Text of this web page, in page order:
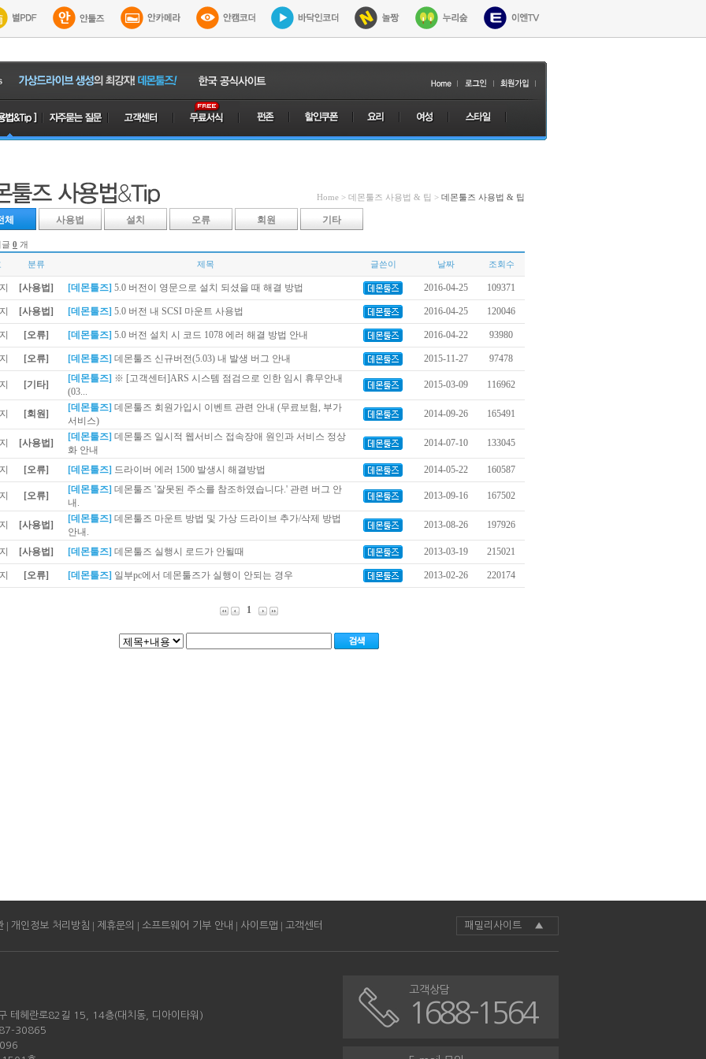
Home > 데몬툴즈 사용법 & 팁 > 데몬툴즈 사용법 & 팁
체 사용법 설치 오류 회원 기타
0 개
분류 제목 글쓴이 날짜 조회수
[사용법] [데몬툴즈] 5.0 버전이 영문으로 설치 되셨을 때 해결 방법 2016-04-25 109371
[사용법] [데몬툴즈] 5.0 버전 내 SCSI 마운트 사용법 2016-04-25 120046
[오류] [데몬툴즈] 5.0 버전 설치 시 코드 1078 에러 해결 방법 안내 2016-04-22 93980
[오류] [데몬툴즈] 데몬툴즈 신규버전(5.03) 내 발생 버그 안내 2015-11-27 97478
[기타]
[데몬툴즈] ※ [고객센터]ARS 시스템 점검으로 인한 임시 휴무안내
(03...
2015-03-09 116962
[회원]
[데몬툴즈] 데몬툴즈 회원가입시 이벤트 관련 안내 (무료보험, 부가
서비스)
2014-09-26 165491
[사용법]
[데몬툴즈] 데몬툴즈 일시적 웹서비스 접속장애 원인과 서비스 정상
화 안내
2014-07-10 133045
[오류] [데몬툴즈] 드라이버 에러 1500 발생시 해결방법 2014-05-22 160587
[오류]
[데몬툴즈] 데몬툴즈 '잘못된 주소를 참조하였습니다.' 관련 버그 안
내.
2013-09-16 167502
[사용법]
[데몬툴즈] 데몬툴즈 마운트 방법 및 가상 드라이브 추가/삭제 방법
안내.
2013-08-26 197926
[사용법] [데몬툴즈] 데몬툴즈 실행시 로드가 안될때 2013-03-19 215021
[오류] [데몬툴즈] 일부pc에서 데몬툴즈가 실행이 안되는 경우 2013-02-26 220174
1
| 개인정보 처리방침 | 제휴문의 | 소프트웨어 기부 안내 | 사이트맵 | 고객센터 패밀리사이트 ▲
테헤란로82길 15, 14층(대치동, 디아이타워)
30865
고객상담
1688-1564